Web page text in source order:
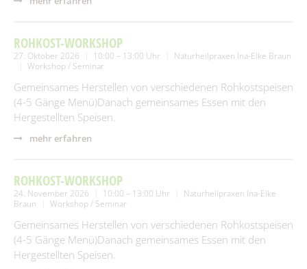
ROHKOST-WORKSHOP
27. Oktober 2026 10:00 – 13:00 Uhr
Naturheilpraxen Ina-Elke Braun
Workshop / Seminar
Gemeinsames Herstellen von verschiedenen Rohkostspeisen
(4-5 Gänge Menü)Danach gemeinsames Essen mit den
Hergestellten Speisen.
mehr erfahren
ROHKOST-WORKSHOP
24. November 2026 10:00 – 13:00 Uhr
Naturheilpraxen Ina-Elke
Braun
Workshop / Seminar
Gemeinsames Herstellen von verschiedenen Rohkostspeisen
(4-5 Gänge Menü)Danach gemeinsames Essen mit den
Hergestellten Speisen.